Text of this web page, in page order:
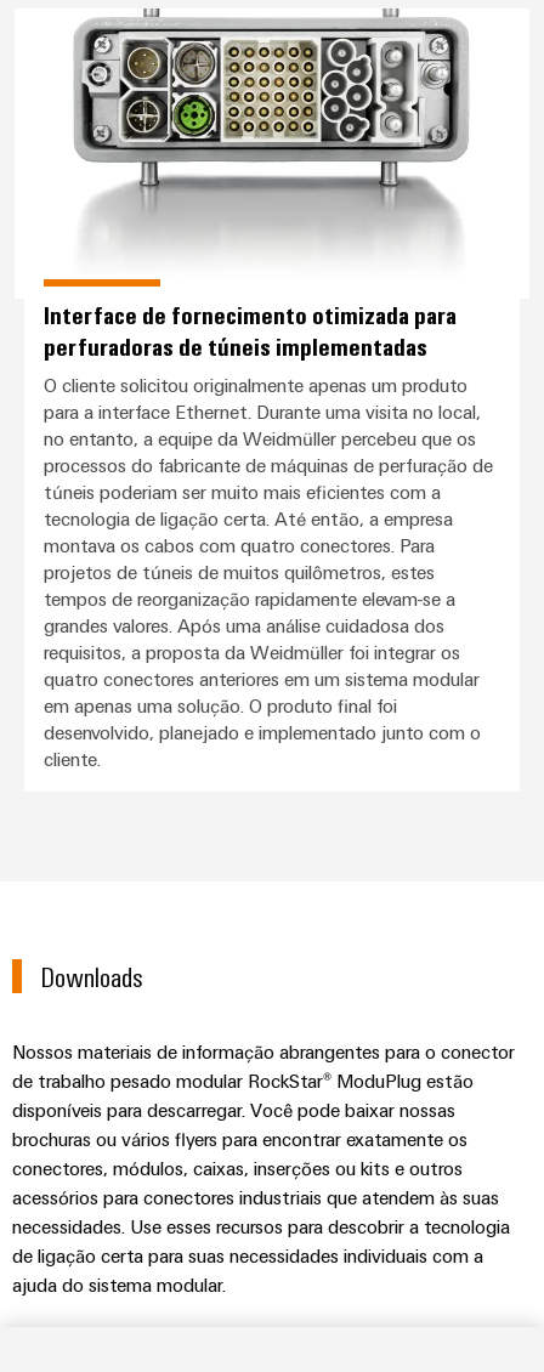
Interface de fornecimento
Interface de fornecimento otimizada para
perfuradoras de túneis implementadas
O cliente solicitou originalmente apenas um produto
para a interface Ethernet. Durante uma visita no local,
no entanto, a equipe da Weidmüller percebeu que os
processos do fabricante de máquinas de perfuração de
túneis poderiam ser muito mais eficientes com a
tecnologia de ligação certa. Até então, a empresa
montava os cabos com quatro conectores. Para
projetos de túneis de muitos quilômetros, estes
tempos de reorganização rapidamente elevam-se a
grandes valores. Após uma análise cuidadosa dos
requisitos, a proposta da Weidmüller foi integrar os
quatro conectores anteriores em um sistema modular
em apenas uma solução. O produto final foi
desenvolvido, planejado e implementado junto com o
cliente.
Downloads
Nossos materiais de informação abrangentes para o conector
de trabalho pesado modular RockStar® ModuPlug estão
disponíveis para descarregar. Você pode baixar nossas
brochuras ou vários flyers para encontrar exatamente os
conectores, módulos, caixas, inserções ou kits e outros
acessórios para conectores industriais que atendem às suas
necessidades. Use esses recursos para descobrir a tecnologia
de ligação certa para suas necessidades individuais com a
ajuda do sistema modular.